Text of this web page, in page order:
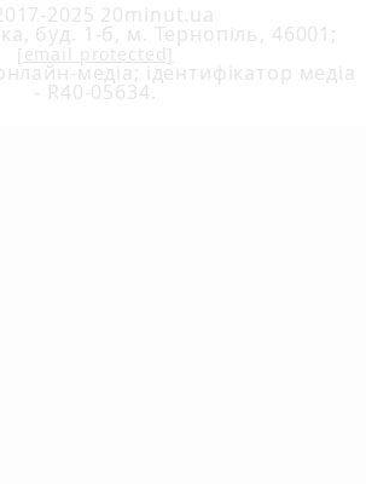
2025 20minut.ua
буд. 1-б, м. Тернопіль, 46001;
[email protected]
медіа; ідентифікатор медіа
- R40-05634.